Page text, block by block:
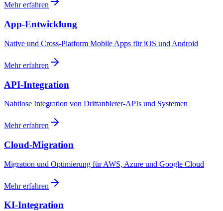
Mehr erfahren
App-Entwicklung
Native und Cross-Platform Mobile Apps für iOS und Android
Mehr erfahren
API-Integration
Nahtlose Integration von Drittanbieter-APIs und Systemen
Mehr erfahren
Cloud-Migration
Migration und Optimierung für AWS, Azure und Google Cloud
Mehr erfahren
KI-Integration